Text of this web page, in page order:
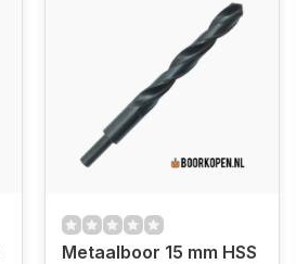
Metaalboor 15 mm HSS